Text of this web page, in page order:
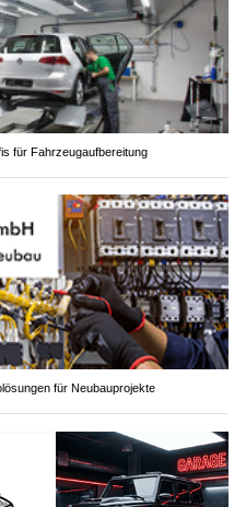
für Fahrzeugaufbereitung
für Neubauprojekte